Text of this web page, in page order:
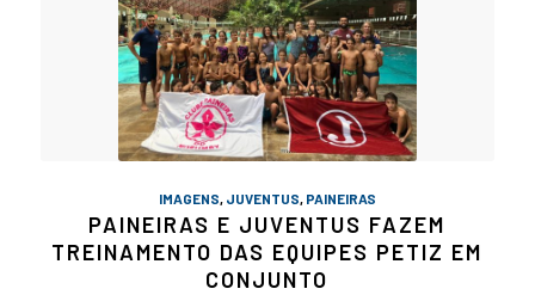
IMAGENS, JUVENTUS, PAINEIRAS
PAINEIRAS E JUVENTUS FAZEM
TREINAMENTO DAS EQUIPES PETIZ EM
CONJUNTO